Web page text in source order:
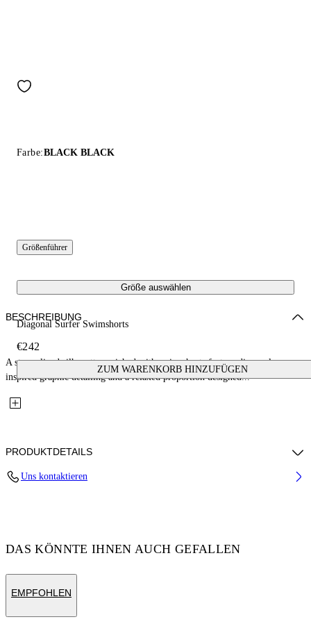
Farbe:BLACK BLACK
Größenführer
Größe auswählen
Diagonal Surfer Swimshorts
€242
ZUM WARENKORB HINZUFÜGEN
BESCHREIBUNG
A streamlined silhouette enriched with swim shorts feature diagonal-
inspired graphic detailing and a relaxed proportion designed...
PRODUKTDETAILS
Uns kontaktieren
DAS KÖNNTE IHNEN AUCH GEFALLEN
EMPFOHLEN